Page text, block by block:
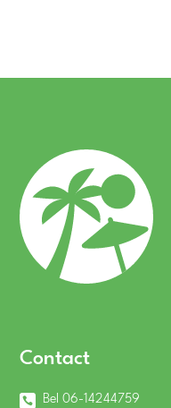
Contact
Bel 06-14244759